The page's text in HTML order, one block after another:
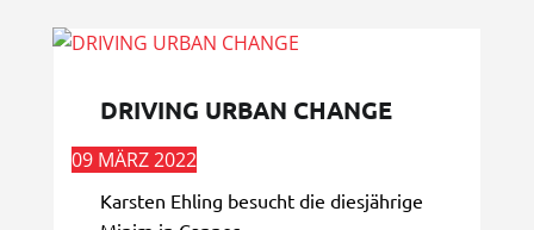
DRIVING URBAN CHANGE
09 MÄRZ 2022
Karsten Ehling besucht die diesjährige